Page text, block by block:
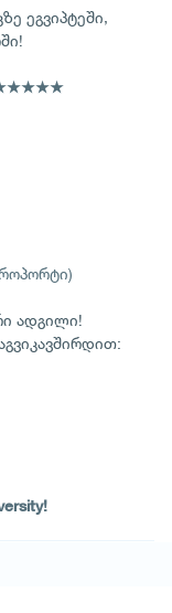
ეგვიპტეში,
★★★★★
ადგილი!